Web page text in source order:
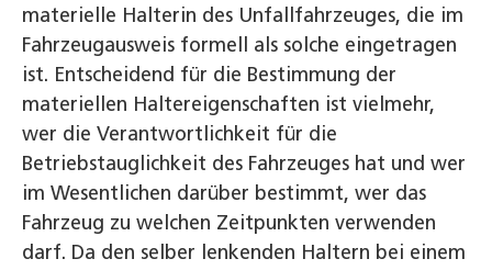
materielle Halterin des Unfallfahrzeuges, die im
Fahrzeugausweis formell als solche eingetragen
ist. Entscheidend für die Bestimmung der
materiellen Haltereigenschaften ist vielmehr,
wer die Verantwortlichkeit für die
Betriebstauglichkeit des Fahrzeuges hat und wer
im Wesentlichen darüber bestimmt, wer das
Fahrzeug zu welchen Zeitpunkten verwenden
darf. Da den selber lenkenden Haltern bei einem